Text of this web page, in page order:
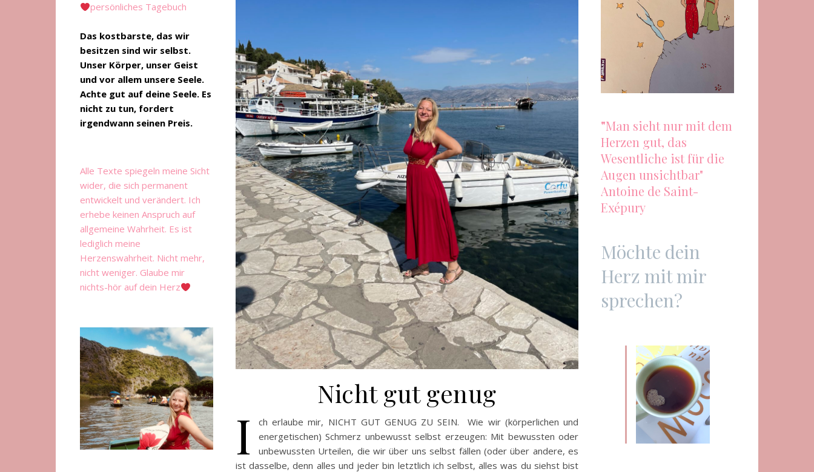
persönliches Tagebuch
Das kostbarste, das wir
besitzen sind wir selbst.
Unser Körper, unser Geist
und vor allem unsere Seele.
Achte gut auf deine Seele. Es
nicht zu tun, fordert
irgendwann seinen Preis.
Alle Texte spiegeln meine Sicht
wider, die sich permanent
entwickelt und verändert. Ich
erhebe keinen Anspruch auf
allgemeine Wahrheit. Es ist
lediglich meine
Herzenswahrheit. Nicht mehr,
nicht weniger. Glaube mir
nichts-hör auf dein Herz
Nicht gut genug
I
ch erlaube mir, NICHT GUT GENUG ZU SEIN. Wie wir (körperlichen und
energetischen) Schmerz unbewusst selbst erzeugen: Mit bewussten oder
unbewussten Urteilen, die wir über uns selbst fällen (oder über andere, es
ist dasselbe, denn alles und jeder bin letztlich ich selbst, alles was du siehst bist
"Man sieht nur mit dem
Herzen gut, das
Wesentliche ist für die
Augen unsichtbar"
Antoine de Saint-
Exépury
Möchte dein
Herz mit mir
sprechen?